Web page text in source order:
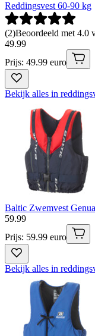
Reddingsvest 60-90 kg
(2)Beoordeeld met 4.0
49.99
Prijs: 49.99 euro
Bekijk alles in
Baltic Zwemvest
59.99
Prijs: 59.99 euro
Bekijk alles in